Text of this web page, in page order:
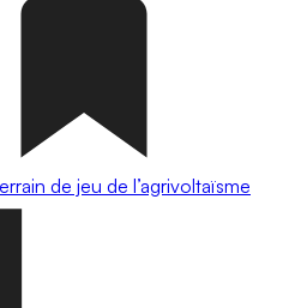
de jeu de l’agrivoltaïsme